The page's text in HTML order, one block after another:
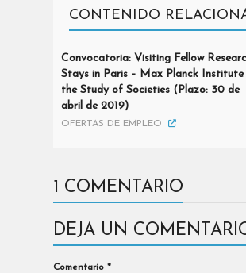
CONTENIDO
Convocatoria: Visiting Fellow
Stays in Paris – Max Planck
the Study of Societies (Plazo: 30 de
abril de 2019)
OFERTAS DE EMPLEO
1 COMENTARIO
DEJA UN
Comentario *